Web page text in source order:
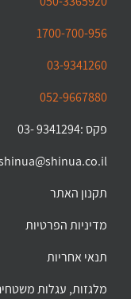
1700-700-956
03-9341260
052-9667880
פקס :9341294 -03
תקנון האתר
מדיניות הפרטיות
תנאי אחריות
מלגזות, עגלות